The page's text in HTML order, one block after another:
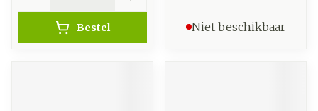
Bestel Niet beschikbaar